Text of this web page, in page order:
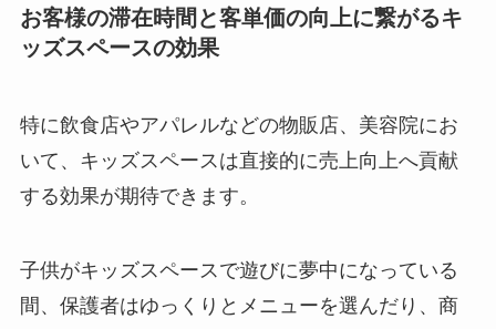
お客様の滞在時間と客単価の向上に繋がるキ
ッズスペースの効果
特に飲食店やアパレルなどの物販店、美容院にお
いて、キッズスペースは直接的に売上向上へ貢献
する効果が期待できます。
子供がキッズスペースで遊びに夢中になっている
間、保護者はゆっくりとメニューを選んだり、商